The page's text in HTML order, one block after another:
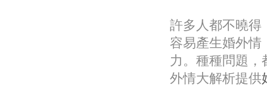
許多人都不曉得
容易產生婚外情
力。種種問題
外情大解析提供